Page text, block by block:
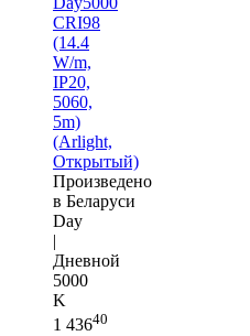
CRI98
(14.4
W/m,
IP20,
5060,
5m)
(Arlight,
Открытый)
Произведено
в Беларуси
Day
|
Дневной
5000
K
1 43640